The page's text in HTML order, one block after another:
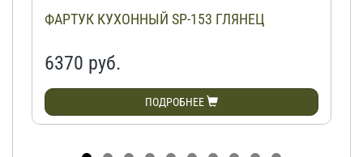
ФАРТУК КУХОННЫЙ SP-153 ГЛЯНЕЦ
6370 руб.
ПОДРОБНЕЕ